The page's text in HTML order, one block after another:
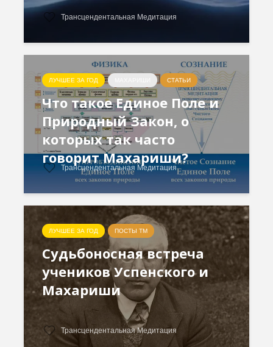
Трансцендентальная Медитация
ЛУЧШЕЕ ЗА ГОД СТАТЬИ
Что такое Единое Поле и
Природный Закон, о
которых так часто
говорит Махариши?
Трансцендентальная Медитация
ЛУЧШЕЕ ЗА ГОД ПОСТЫ ТМ
Судьбоносная встреча
учеников Успенского и
Махариши
Трансцендентальная Медитация